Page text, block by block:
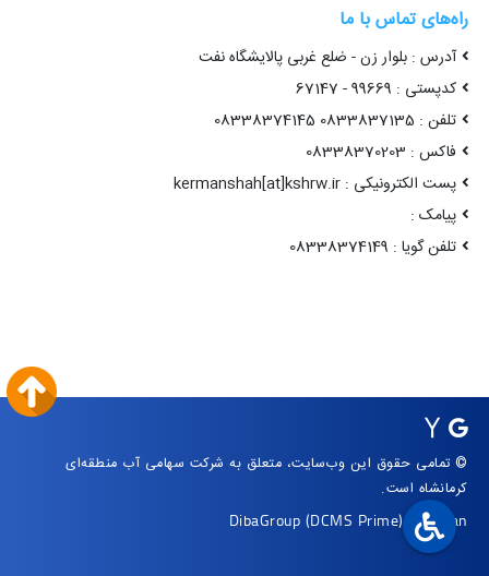
راه‌های تماس با ما
آدرس : بلوار زن - ضلع غربی پالایشگاه نفت
کدپستی : 99669 - 67147
تلفن : 0833837135 08338374145
فاکس : 08338370203
پست الکترونیکی : kermanshah[at]kshrw.ir
پیامک :
تلفن گویا : 08338374149
© تمامی حقوق این وب‌سایت، متعلق به شرکت سهامی آب منطقه‌ای
کرمانشاه است.
DibaGroup (DCMS Prime)|Arvan